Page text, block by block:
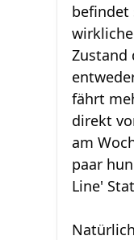
befindet
Zustand
fährt
direkt
am
paar
Line'